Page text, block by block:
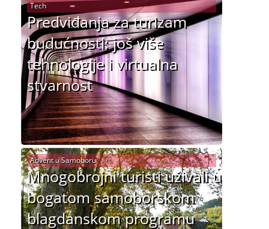
Predviđanja za turizam
budućnosti: još više
tehnologije i virtualna
stvarnost
Tech
Mnogobrojni turisti uživali u
bogatom samoborskom
blagdanskom programu
Advent u Samoboru